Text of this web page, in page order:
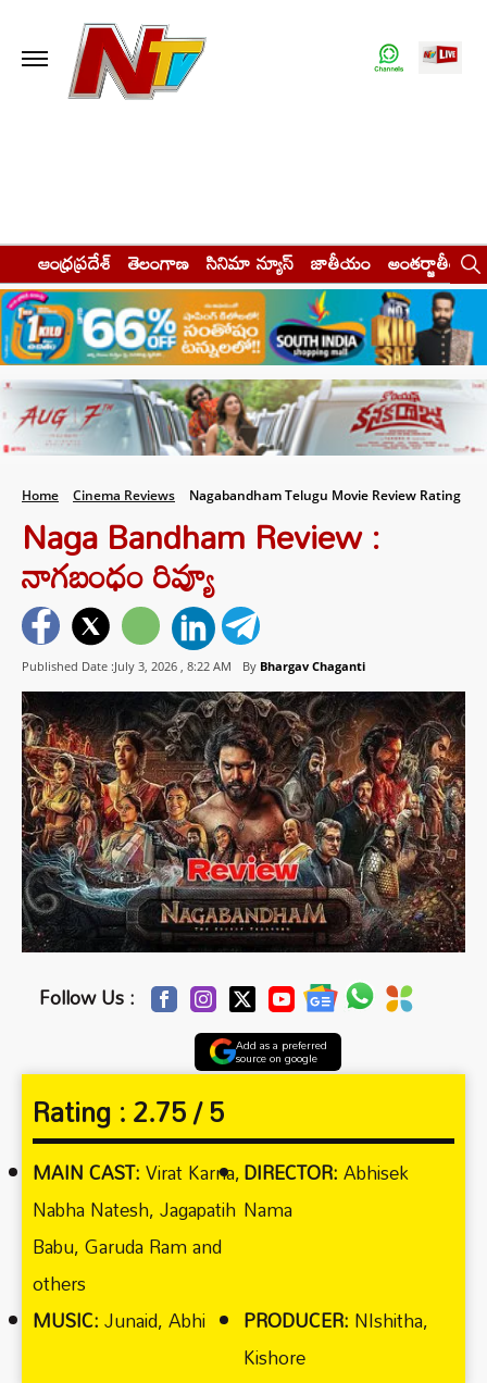
ఆంధ్రప్రదేశ్ తెలంగాణ సినిమా న్యూస్ జాతీయం అంతర్జాతీయం
Home Cinema Reviews Nagabandham Telugu Movie Review Rating
Naga Bandham Review :
నాగబంధం రివ్యూ
Published Date :July 3, 2026 , 8:22 AM By Bhargav Chaganti
Follow Us :
Add as a preferred
source on google
Rating :2.75 / 5
MAIN CAST:Virat Karna,
Nabha Natesh, Jagapatih
Babu, Garuda Ram and
others
DIRECTOR:Abhisek
Nama
MUSIC:Junaid, Abhi PRODUCER: NIshitha,
Kishore